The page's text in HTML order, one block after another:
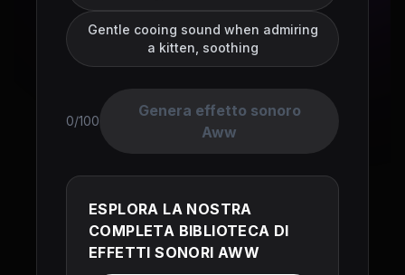
Gentle cooing sound when admiring
a kitten, soothing
0/100
Genera effetto sonoro
Aww
ESPLORA LA NOSTRA
COMPLETA BIBLIOTECA DI
EFFETTI SONORI AWW